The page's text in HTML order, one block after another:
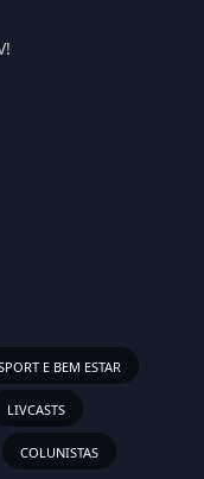
E BEM ESTAR
LIVCASTS
COLUNISTAS